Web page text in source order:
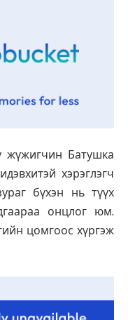
жүжигчин Батушка
хэрэглэгч
бүхэн нь түүх
онцлог юм.
цомгоос хүргэж